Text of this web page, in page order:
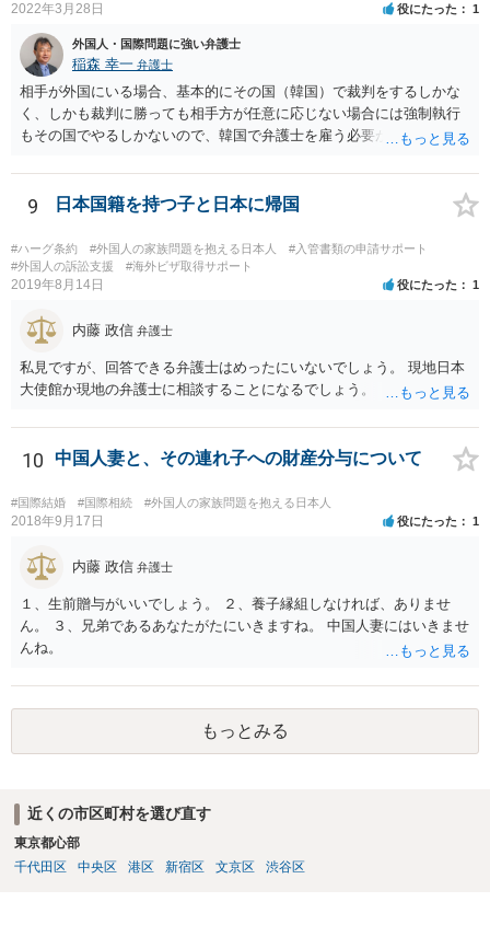
2022年3月28日 役にたった 1
外国人・国際問題に強い弁護士
稲森 幸一 弁護士
相手が外国にいる場合、基本的にその国（韓国）で裁判をするしかな
く、しかも裁判に勝っても相手方が任意に応じない場合には強制執行
もその国でやるしかないので、韓国で弁護士を雇う必要が出てきそう
できないのでしょうか。 そちらのほうが早い気がします。
9 日本国籍を持つ子と日本に帰国
#ハーグ条約 #外国人の家族問題を抱える日本人
#入管書類の申請サポート
#外国人の訴訟支援
#海外ビザ取得サポート
2019年8月14日 役にたった 1
内藤 政信 弁護士
私見ですが、回答できる弁護士はめったにいないでしょう。 現地日本
大使館か現地の弁護士に相談することになるでしょう。
10 中国人妻と、その連れ子への財産分与について
#国際結婚 #国際相続 #外国人の家族問題を抱える日本人
2018年9月17日 役にたった 1
内藤 政信 弁護士
１、生前贈与がいいでしょう。 ２、養子縁組しなければ、ありませ
ん。 ３、兄弟であるあなたがたにいきますね。 中国人妻にはいきませ
んね。
もっとみる
近くの市区町村を選び直す
東京都心部
千代田区
中央区 港区 新宿区 文京区 渋谷区